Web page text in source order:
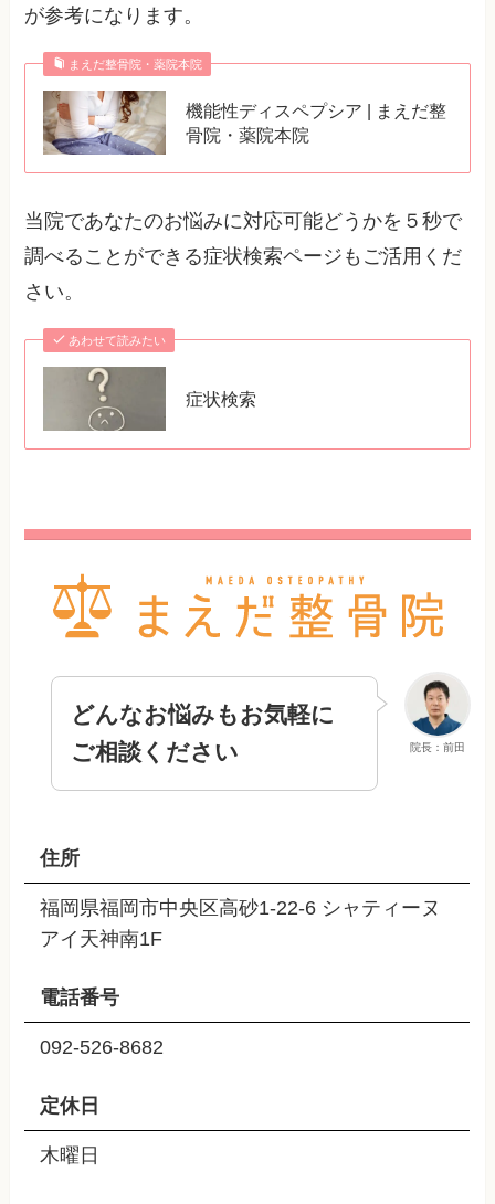
が参考になります。
まえだ整骨院・薬院本院
機能性ディスペプシア | まえだ整
骨院・薬院本院
当院であなたのお悩みに対応可能どうかを５秒で
調べることができる症状検索ページもご活用くだ
さい。
あわせて読みたい
症状検索
院長：前田
どんなお悩みもお気軽に
ご相談ください
住所
福岡県福岡市中央区高砂1-22-6 シャティーヌ
アイ天神南1F
電話番号
092-526-8682
定休日
木曜日